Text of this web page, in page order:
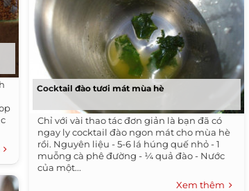
Cocktail đào tươi mát mùa hè
Chỉ với vài thao tác đơn giản là bạn đã có
ngay ly cocktail đào ngon mát cho mùa hè
rồi. Nguyên liệu - 5-6 lá húng quế nhỏ - 1
muỗng cà phê đường - ¼ quả đào - Nước
của một...
Xem thêm